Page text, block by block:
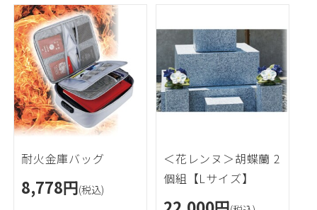
耐火金庫バッグ
8,778円(税込)
＜花レンヌ＞胡蝶蘭 2
個組【Lサイズ】